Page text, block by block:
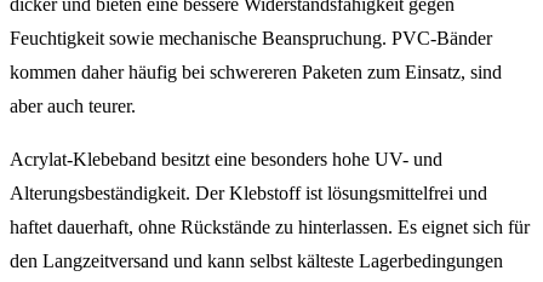
dicker und bieten eine bessere Widerstandsfähigkeit gegen
Feuchtigkeit sowie mechanische Beanspruchung. PVC-Bänder
kommen daher häufig bei schwereren Paketen zum Einsatz, sind
aber auch teurer.
Acrylat-Klebeband besitzt eine besonders hohe UV- und
Alterungsbeständigkeit. Der Klebstoff ist lösungsmittelfrei und
haftet dauerhaft, ohne Rückstände zu hinterlassen. Es eignet sich für
den Langzeitversand und kann selbst kälteste Lagerbedingungen